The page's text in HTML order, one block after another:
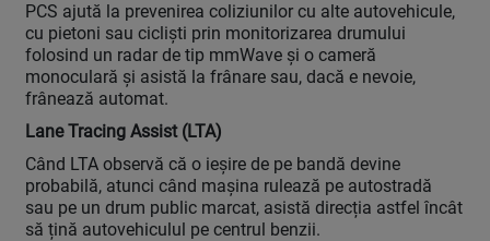
PCS ajută la prevenirea coliziunilor cu alte autovehicule,
cu pietoni sau cicliști prin monitorizarea drumului
folosind un radar de tip mmWave și o cameră
monoculară și asistă la frânare sau, dacă e nevoie,
frânează automat.
Lane Tracing Assist (LTA)
Când LTA observă că o ieșire de pe bandă devine
probabilă, atunci când mașina rulează pe autostradă
sau pe un drum public marcat, asistă direcția astfel încât
să țină autovehiculul pe centrul benzii.